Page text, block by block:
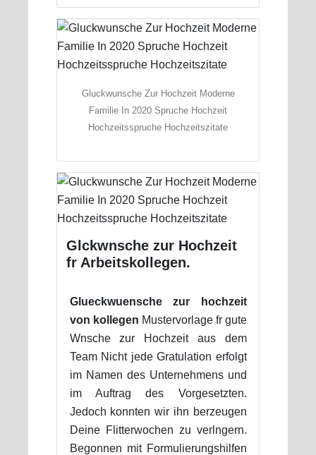
Gluckwunsche Zur Hochzeit Moderne
Familie In 2020 Spruche Hochzeit
Hochzeitsspruche Hochzeitszitate
Glckwnsche zur Hochzeit
fr Arbeitskollegen.
Glueckwuensche zur hochzeit
von kollegen Mustervorlage fr gute
Wnsche zur Hochzeit aus dem
Team Nicht jede Gratulation erfolgt
im Namen des Unternehmens und
im Auftrag des Vorgesetzten.
Jedoch konnten wir ihn berzeugen
Deine Flitterwochen zu verlngern.
Begonnen mit Formulierungshilfen